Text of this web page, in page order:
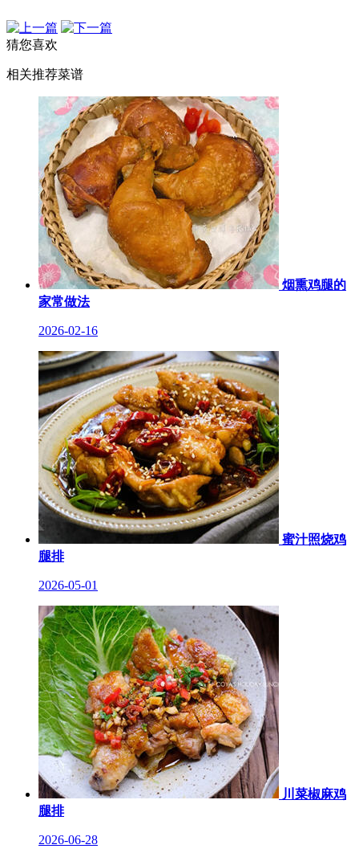
猜您喜欢
相关推荐菜谱
烟熏鸡腿的
家常做法
2026-02-16
蜜汁照烧鸡
腿排
2026-05-01
川菜椒麻鸡
腿排
2026-06-28